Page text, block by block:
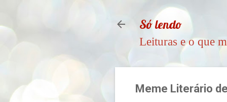
Só lendo
Leituras e o que
Meme Literário